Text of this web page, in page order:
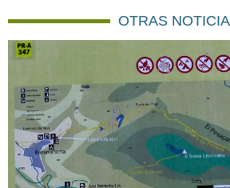
OTRAS